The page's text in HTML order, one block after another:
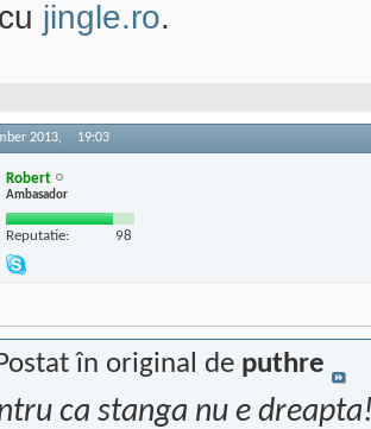
jingle.ro.
2013, 19:03
Robert
Ambasador
Reputatie: 98
în original de puthre
ca stanga nu e